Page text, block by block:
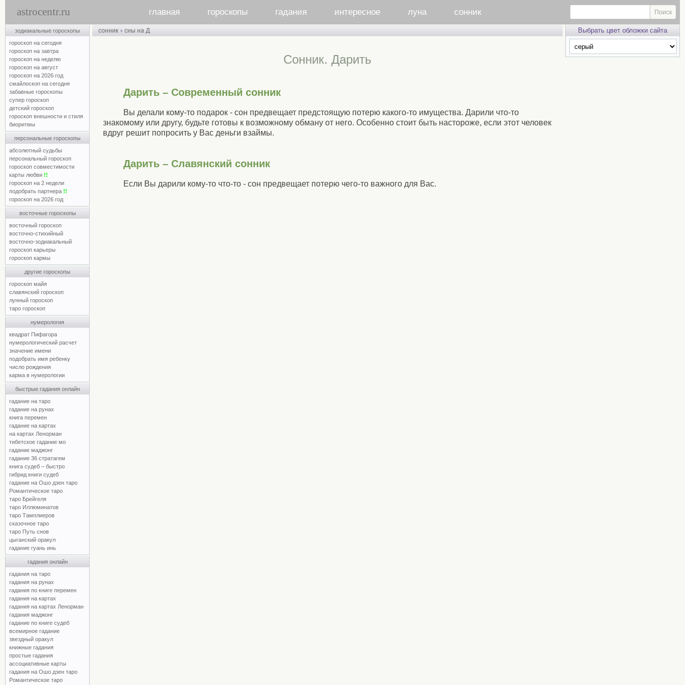
astrocentr.ru главная гороскопы гадания интересное луна сонник
зодиакальные гороскопы
гороскоп на сегодня
гороскоп на завтра
гороскоп на неделю
гороскоп на август
гороскоп на 2026 год
смайлоскоп на сегодня
забавные гороскопы
супер гороскоп
детский гороскоп
гороскоп внешности и стиля
биоритмы
персональные гороскопы
абсолютный судьбы
персональный гороскоп
гороскоп совместимости
карты любви !!
гороскоп на 2 недели
подобрать партнера !!
гороскоп на 2026 год
восточные гороскопы
восточный гороскоп
восточно-стихийный
восточно-зодиакальный
гороскоп карьеры
гороскоп кармы
другие гороскопы
гороскоп майя
славянский гороскоп
лунный гороскоп
таро гороскоп
нумерология
квадрат Пифагора
нумерологический расчет
значение имени
подобрать имя ребенку
число рождения
карма в нумерологии
быстрые гадания онлайн
гадание на таро
гадание на рунах
книга перемен
гадание на картах
на картах Ленорман
тибетское гадание мо
гадание маджонг
гадание 36 стратагем
книга судеб – быстро
гибрид книги судеб
гадание на Ошо дзен таро
Романтическое таро
таро Брейгеля
таро Иллюминатов
таро Тамплиеров
сказочное таро
таро Путь снов
цыганский оракул
гадание гуань инь
гадания онлайн
гадания на таро
гадания на рунах
гадания по книге перемен
гадания на картах
гадания на картах Ленорман
гадания маджонг
гадание по книге судеб
всемирное гадание
звездный оракул
книжные гадания
простые гадания
ассоциативные карты
гадания на Ошо дзен таро
Романтическое таро
сонник › сны на Д
Cонник. Дарить
Дарить – Современный сонник
Вы делали кому-то подарок - сон предвещает предстоящую потерю какого-то имущества. Дарили что-то
знакомому или другу, будьте готовы к возможному обману от него. Особенно стоит быть настороже, если этот человек
вдруг решит попросить у Вас деньги взаймы.
Дарить – Славянский сонник
Если Вы дарили кому-то что-то - сон предвещает потерю чего-то важного для Вас.
Выбрать цвет обложки сайта